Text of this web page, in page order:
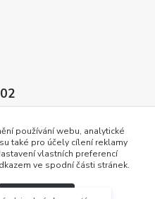
používání webu, analytické
také pro účely cílení reklamy
vlastních preferencí
ve spodní části stránek.
Souhlasím
objednávka, zatím